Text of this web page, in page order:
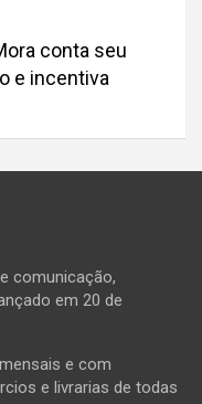
conta seu
e incentiva
comunicação,
em 20 de
e com
e livrarias de todas